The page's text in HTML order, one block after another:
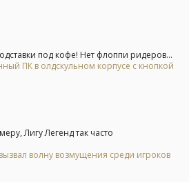
под кофе! Нет флоппи ридеров...
ПК в олдскульном корпусе с кнопкой
Лигу Легенд так часто
волну возмущения среди игроков